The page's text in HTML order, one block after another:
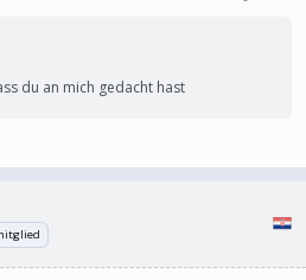
du an mich gedacht hast